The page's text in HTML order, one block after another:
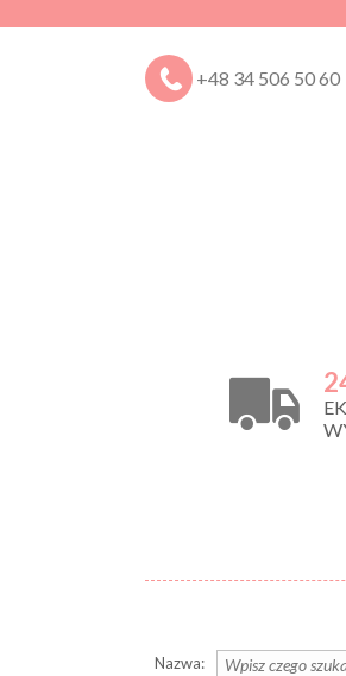
+48 34 506 50 60
Nazwa: